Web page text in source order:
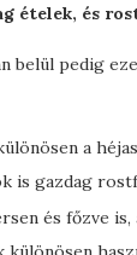
ételek, és
belül pedig
a
is gazdag
és főzve is,